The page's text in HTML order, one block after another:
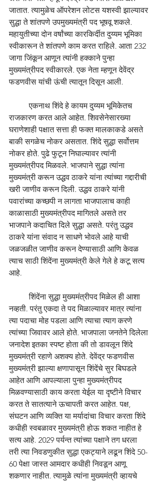
जातात. त्यामुळेच ऑपरेशन लोटस यशस्वी झाल्यावर
सुद्धा ते शांतपणे उपमुख्यमंत्री पद भूषवू शकले.
महायुतीच्या दोन वर्षांच्या कारकि‍र्दीत दुय्यम भूमिका
स्वीकारून ते शांतपणे काम करत राहिले. आता 232
जागा जिंकून आणून त्यांनी हक्काने पुन्हा
मुख्यमंत्रीपद स्वीकारले. एक नेता म्हणून देवेंद्र
फडणवीस यांची ऊंची त्यातून दिसून आली.
	एकनाथ शिंदे हे कायम दुय्यम भूमिकेतच
राजकारण करत आले आहेत. शिवसेनेसारख्या
घराणेशाही पक्षात सत्ता ही फक्त मालकाकडे असते
बाकी सगळेच नोकर असतात. शिंदे सुद्धा सर्वोत्तम
नोकर होते. पुढे फुटून निघाल्यावर त्यांनी
मुख्यमंत्रीपद मिळवले. भाजपाने सुद्धा त्यांना
मुख्यमंत्री करून उद्धव ठाकरे यांना त्यांच्या गद्दारीची
खरी जाणीव करून दिली. उद्धव ठाकरे यांनी
पवारांच्या कच्छपी न लागता भाजपालाच काही
काळासाठी मुख्यमंत्रीपद मागितले असते तर
भाजपाने कदाचित दिले सुद्धा असते. परंतु उद्धव
ठाकरे यांना संवाद न साधणे भोवले आहे याची
जळजळीत जाणीव करून देण्यासाठी आणि केवळ
त्याच साठी शिंदेंना मुख्यमंत्री केले गेले हे कटू सत्य
आहे.
	शिंदेंना सुद्धा मुख्यमंत्रीपद मिळेल ही आशा
नव्हती. परंतु एकदा ते पद मिळाल्यावर मात्र त्यांना
त्या पदाचा मोह पडला आणि त्याचा त्याग करणे
त्यांच्या जिवावर आले होते. भाजपाला जनतेने दिलेला
जनादेश इतका स्पष्ट होता की तो डावलून शिंदे
मुख्यमंत्री रहाणे अशक्य होते. देवेंद्र फडणवीस
मुख्यमंत्री झाल्या क्षणापासून शिंदेंचे सुर बिघडले
आहेत आणि आपल्याला पुन्हा मुख्यमंत्रीपद
मिळवण्यासाठी काय करता येईल या दृष्टीने विचार
करत ते सातत्याने ऊचापती करत आहेत. पक्ष,
संघटन आणि व्यक्ति या मर्यादांचा विचार करता शिंदे
कधीही स्वबळावर मुख्यमंत्री होऊ शकत नाहीत हे
सत्य आहे. 2029 पर्यन्त त्यांच्या पक्षाने तग धरला
तरी त्या निवडणुकीत सुद्धा एकट्याने लढून शिंदे 50-
60 पेक्षा जास्त आमदार कधीही निवडून आणू
शकणार नाहीत. त्यामुळे त्यांना मुख्यमंत्री व्हायचे